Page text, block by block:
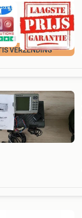
VERZENDING